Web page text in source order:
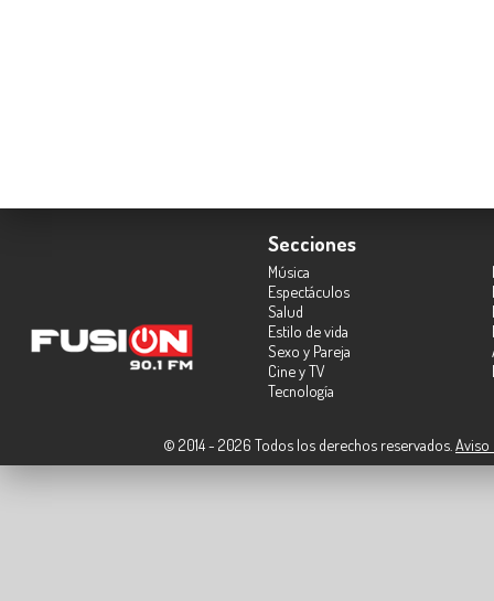
Secciones
Música
Espectáculos
Salud
Estilo de vida
Sexo y Pareja
Cine y TV
Tecnología
© 2014 - 2026 Todos los derechos reservados. Aviso